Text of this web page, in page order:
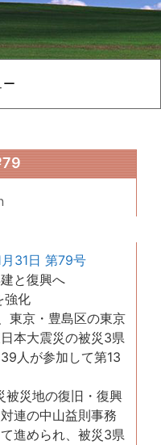
ー
31日 第79号
と復興へ
強化
東京・豊島区の東京
本大震災の被災3県
人が参加して第13
災地の復旧・復興
連の中山益則事務
進められ、被災3県